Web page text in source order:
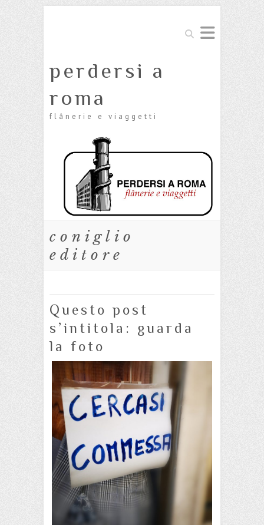
Cerca
perdersi a
roma
flânerie e viaggetti
coniglio
editore
Questo post
s’intitola: guarda
la foto